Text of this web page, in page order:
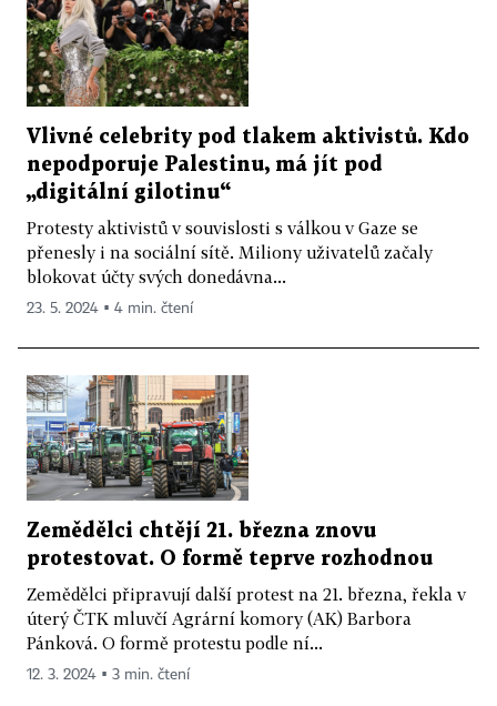
Vlivné celebrity pod tlakem aktivistů. Kdo
nepodporuje Palestinu, má jít pod
„digitální gilotinu“
Protesty aktivistů v souvislosti s válkou v Gaze se
přenesly i na sociální sítě. Miliony uživatelů začaly
blokovat účty svých donedávna...
23. 5. 2024 ▪ 4 min. čtení
Zemědělci chtějí 21. března znovu
protestovat. O formě teprve rozhodnou
Zemědělci připravují další protest na 21. března, řekla v
úterý ČTK mluvčí Agrární komory (AK) Barbora
Pánková. O formě protestu podle ní...
12. 3. 2024 ▪ 3 min. čtení